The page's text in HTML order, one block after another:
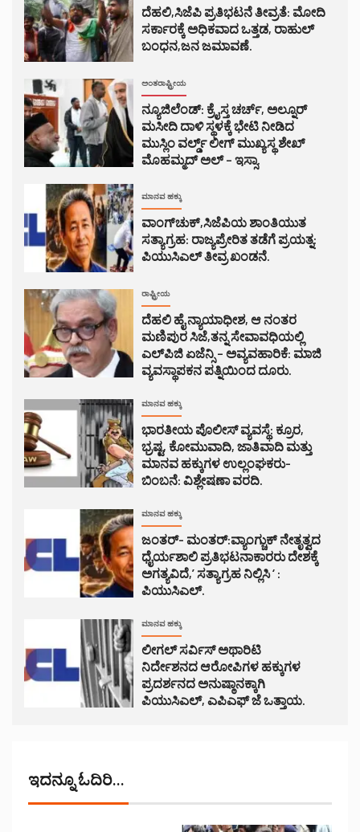
ದೆಹಲಿ,ಸಿಜೆಪಿ ಪ್ರತಿಭಟನೆ ತೀವ್ರತೆ: ಮೋದಿ
ಸರ್ಕಾರಕ್ಕೆ ಅಧಿಕವಾದ ಒತ್ತಡ, ರಾಹುಲ್
ಬಂಧನ,ಜನ ಜಮಾವಣೆ.
ಅಂತರಾಷ್ಟ್ರೀಯ
ನ್ಯೂಜಿಲೆಂಡ್: ಕ್ರೈಸ್ತ ಚರ್ಚ್, ಅಲ್ನೂರ್
ಮಸೀದಿ ದಾಳಿ ಸ್ಥಳಕ್ಕೆ ಭೇಟಿ ನೀಡಿದ
ಮುಸ್ಲಿಂ ವರ್ಲ್ಡ್ ಲೀಗ್ ಮುಖ್ಯಸ್ಥ ಶೇಖ್
ಮೊಹಮ್ಮದ್ ಅಲ್ – ಇಸ್ಸಾ.
ಮಾನವ ಹಕ್ಕು
ವಾಂಗ್‌ಚುಕ್,ಸಿಜೆಪಿಯ ಶಾಂತಿಯುತ
ಸತ್ಯಾಗ್ರಹ: ರಾಜ್ಯಪ್ರೇರಿತ ತಡೆಗೆ ಪ್ರಯತ್ನ:
ಪಿಯುಸಿಎಲ್ ತೀವ್ರ ಖಂಡನೆ.
ರಾಷ್ಟ್ರೀಯ
ದೆಹಲಿ ಹೈ ನ್ಯಾಯಾಧೀಶ, ಆ ನಂತರ
ಮಣಿಪುರ ಸಿಜೆ,ತನ್ನ ಸೇವಾವಧಿಯಲ್ಲಿ
ಎಲ್‌ಪಿಜಿ ಏಜೆನ್ಸಿ – ಅವ್ಯವಹಾರಿಕೆ: ಮಾಜಿ
ವ್ಯವಸ್ಥಾಪಕನ ಪತ್ನಿಯಿಂದ ದೂರು.
ಮಾನವ ಹಕ್ಕು
ಭಾರತೀಯ ಪೊಲೀಸ್ ವ್ಯವಸ್ಥೆ: ಕ್ರೂರ,
ಭ್ರಷ್ಟ, ಕೋಮುವಾದಿ, ಜಾತಿವಾದಿ ಮತ್ತು
ಮಾನವ ಹಕ್ಕುಗಳ ಉಲ್ಲಂಘಕರು-
ಬಿಂಬನೆ: ವಿಶ್ಲೇಷಣಾ ವರದಿ.
ಮಾನವ ಹಕ್ಕು
ಜಂತರ್- ಮಂತರ್:ವ್ಯಾಂಗ್ಚುಕ್ ನೇತೃತ್ವದ
ಧೈರ್ಯಶಾಲಿ ಪ್ರತಿಭಟನಾಕಾರರು ದೇಶಕ್ಕೆ
ಅಗತ್ಯವಿದೆ,’ ಸತ್ಯಾಗ್ರಹ ನಿಲ್ಲಿಸಿ ‘ :
ಪಿಯುಸಿಎಲ್.
ಮಾನವ ಹಕ್ಕು
ಲೀಗಲ್ ಸರ್ವಿಸ್ ಅಥಾರಿಟಿ
ನಿರ್ದೇಶನದ ಆರೋಪಿಗಳ ಹಕ್ಕುಗಳ
ಪ್ರದರ್ಶನದ ಅನುಷ್ಠಾನಕ್ಕಾಗಿ
ಪಿಯುಸಿಎಲ್, ಎಪಿಎಫ್ ಜೆ ಒತ್ತಾಯ.
ಇದನ್ನೂ ಓದಿರಿ...